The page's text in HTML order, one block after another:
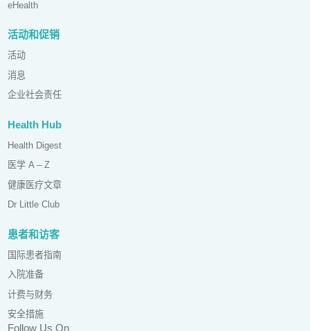
eHealth
活动和促销
活动
消息
企业社会责任
Health Hub
Health Digest
医学 A – Z
健康医疗文章
Dr Little Club
患者和访客
国际患者指南
入院准备
计费与财务
安全措施
Follow Us On